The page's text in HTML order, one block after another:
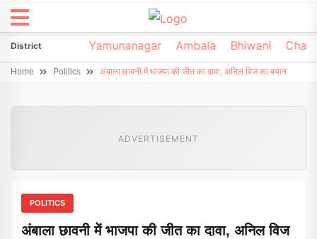
DistrictSonipat Yamunanagar Ambala Bhiwani
Home Politics अंबाला छावनी में भाजपा की जीत का दावा, अनिल विज का बयान
ADVERTISEMENT
POLITICS
अंबाला छावनी में भाजपा की जीत का दावा, अनिल विज